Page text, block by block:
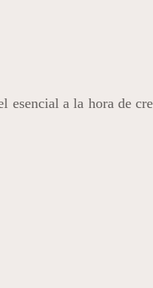
esencial a la hora de